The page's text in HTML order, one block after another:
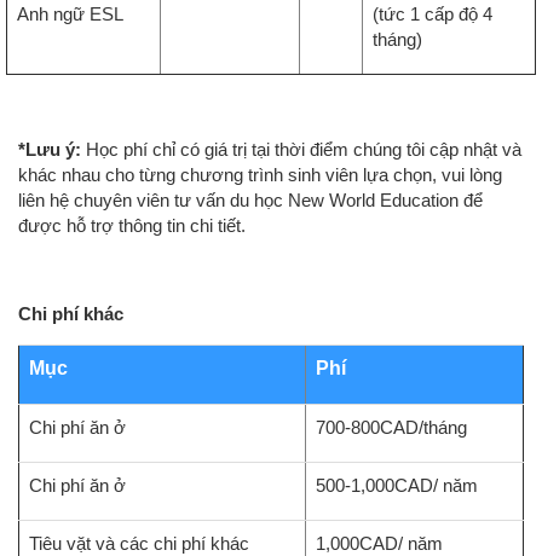
Anh ngữ ESL
(tức 1 cấp độ 4
tháng)
*Lưu ý: Học phí chỉ có giá trị tại thời điểm chúng tôi cập nhật và
khác nhau cho từng chương trình sinh viên lựa chọn, vui lòng
liên hệ chuyên viên tư vấn du học New World Education để
được hỗ trợ thông tin chi tiết.
Chi phí khác
Mục Phí
Chi phí ăn ở 700-800CAD/tháng
Chi phí ăn ở 500-1,000CAD/ năm
Tiêu vặt và các chi phí khác 1,000CAD/ năm